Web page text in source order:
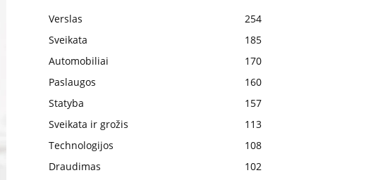
Verslas
254
Sveikata
185
Automobiliai
170
Paslaugos
160
Statyba
157
Sveikata ir grožis
113
Technologijos
108
Draudimas
102